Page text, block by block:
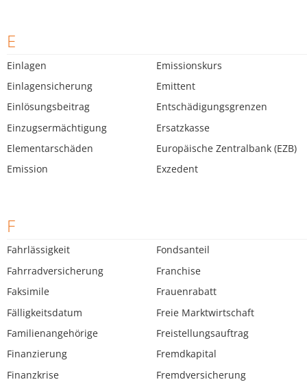
E
Einlagen
Einlagensicherung
Einlösungsbeitrag
Einzugsermächtigung
Elementarschäden
Emission
Emissionskurs
Emittent
Entschädigungsgrenzen
Ersatzkasse
Europäische Zentralbank (EZB)
Exzedent
F
Fahrlässigkeit
Fahrradversicherung
Faksimile
Fälligkeitsdatum
Familienangehörige
Finanzierung
Finanzkrise
Fondsanteil
Franchise
Frauenrabatt
Freie Marktwirtschaft
Freistellungsauftrag
Fremdkapital
Fremdversicherung